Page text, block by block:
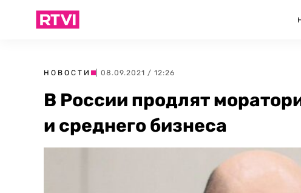
НОВОСТИ | 08.09.2021 / 12:26
В России продлят
и среднего бизнеса